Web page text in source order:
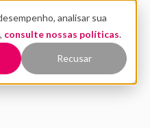
analisar sua
consulte nossas políticas.
Recusar
QUEM SOMOS